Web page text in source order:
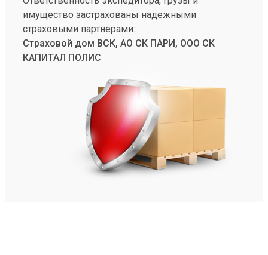
имущество застрахованы надежными
страховыми партнерами:
Страховой дом ВСК, АО СК ПАРИ, ООО СК
КАПИТАЛ ПОЛИС